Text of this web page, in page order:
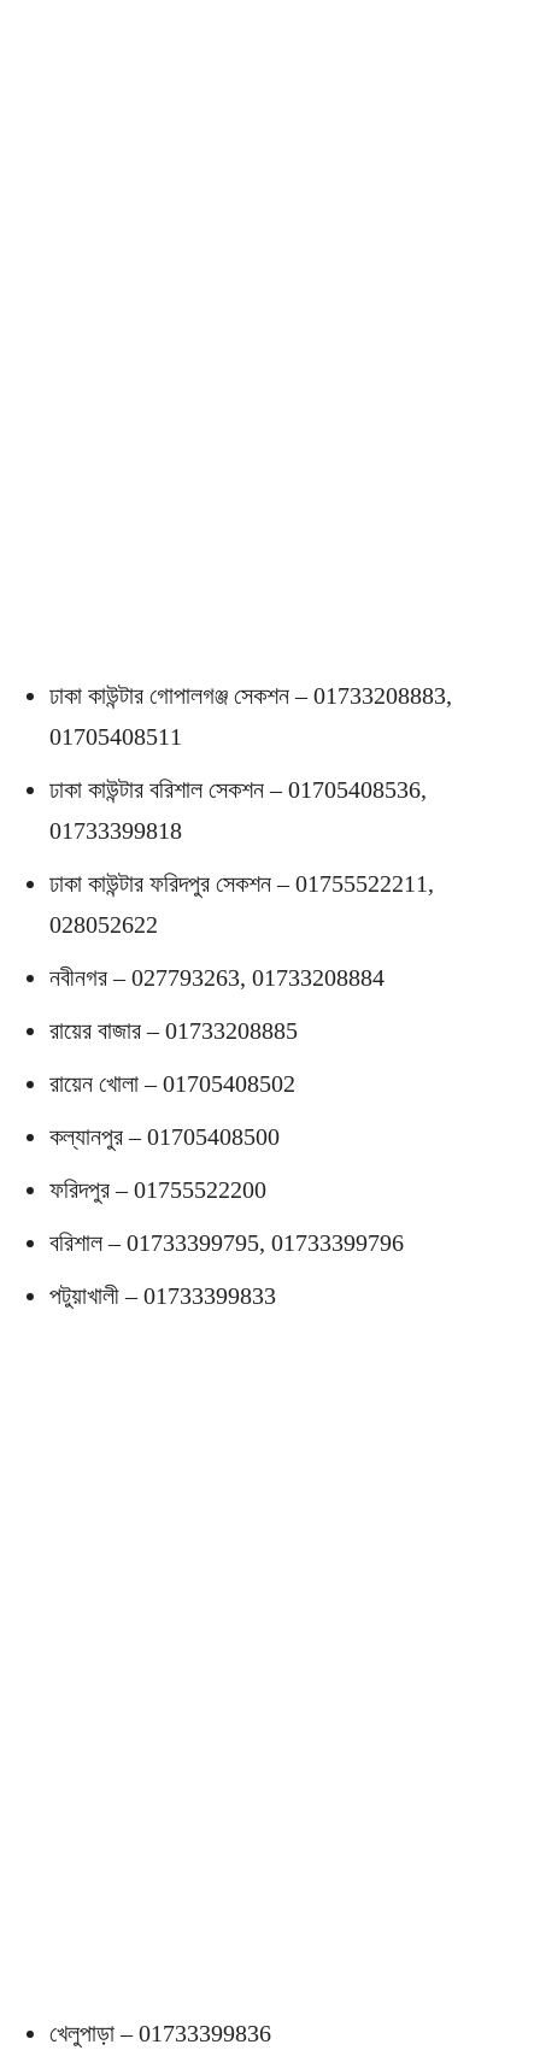
ঢাকা কাউন্টার গোপালগঞ্জ সেকশন – 01733208883,
01705408511
ঢাকা কাউন্টার বরিশাল সেকশন – 01705408536,
01733399818
ঢাকা কাউন্টার ফরিদপুর সেকশন – 01755522211,
028052622
নবীনগর – 027793263, 01733208884
রায়ের বাজার – 01733208885
রায়েন খোলা – 01705408502
কল্যানপুর – 01705408500
ফরিদপুর – 01755522200
বরিশাল – 01733399795, 01733399796
পটুয়াখালী – 01733399833
খেলুপাড়া – 01733399836